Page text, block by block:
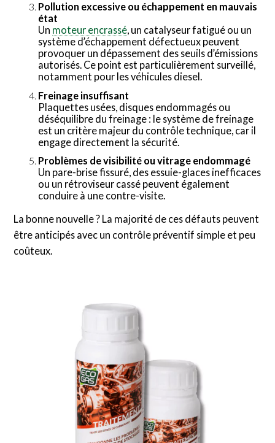
Pollution excessive ou échappement en mauvais
état
Un moteur encrassé, un catalyseur fatigué ou un
système d’échappement défectueux peuvent
provoquer un dépassement des seuils d’émissions
autorisés. Ce point est particulièrement surveillé,
notamment pour les véhicules diesel.
Freinage insuffisant
Plaquettes usées, disques endommagés ou
déséquilibre du freinage : le système de freinage
est un critère majeur du contrôle technique, car il
engage directement la sécurité.
Problèmes de visibilité ou vitrage endommagé
Un pare-brise fissuré, des essuie-glaces inefficaces
ou un rétroviseur cassé peuvent également
conduire à une contre-visite.
La bonne nouvelle ? La majorité de ces défauts peuvent
être anticipés avec un contrôle préventif simple et peu
coûteux.